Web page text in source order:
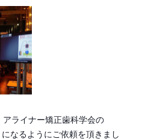
ライナー矯正歯科学会の
なるようにご依頼を頂きまし